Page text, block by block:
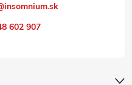
insomnium.sk
602 907